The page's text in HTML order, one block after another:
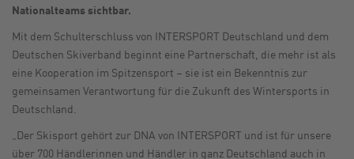
Nationalteams sichtbar.
Mit dem Schulterschluss von INTERSPORT Deutschland und dem
Deutschen Skiverband beginnt eine Partnerschaft, die mehr ist als
eine Kooperation im Spitzensport – sie ist ein Bekenntnis zur
gemeinsamen Verantwortung für die Zukunft des Wintersports in
Deutschland.
„Der Skisport gehört zur DNA von INTERSPORT und ist für unsere
über 700 Händlerinnen und Händler in ganz Deutschland auch in